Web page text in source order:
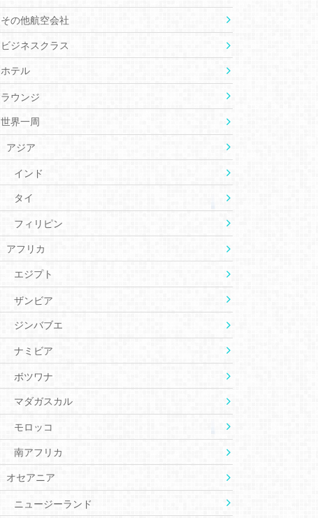
その他航空会社
ビジネスクラス
ホテル
ラウンジ
世界一周
アジア
インド
タイ
フィリピン
アフリカ
エジプト
ザンビア
ジンバブエ
ナミビア
ボツワナ
マダガスカル
モロッコ
南アフリカ
オセアニア
ニュージーランド